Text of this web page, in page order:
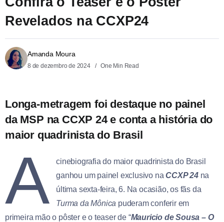
Revelados na CCXP24
Amanda Moura
8 de dezembro de 2024 One Min Read
Longa-metragem foi destaque no painel
da MSP na CCXP 24 e conta a história do
maior quadrinista do Brasil
A
cinebiografia do maior quadrinista do Brasil
ganhou um painel exclusivo naCCXP 24na
última sexta-feira, 6. Na ocasião, os fãs da
Turma da Mônica puderam conferir em
primeira mão o pôster e o teaser de “Mauricio de Sousa – O